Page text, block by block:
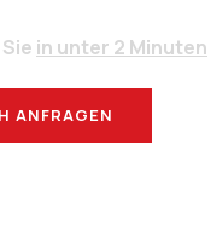
in unter 2 Minuten
ANFRAGEN